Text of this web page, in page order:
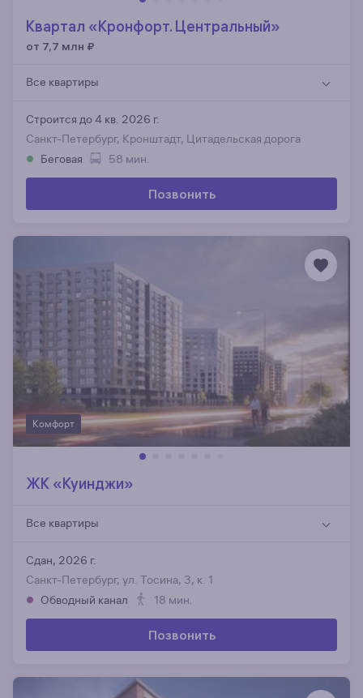
Квартал «Кронфорт. Центральный»
от 7,7 млн ₽
Все квартиры
Строится до 4 кв. 2026 г.
Санкт-Петербург, Кронштадт, Цитадельская дорога
Беговая
58 мин.
Позвонить
Комфорт
ЖК «Куинджи»
Все квартиры
Сдан, 2026 г.
Санкт-Петербург, ул. Тосина, 3, к. 1
Обводный канал
18 мин.
Позвонить